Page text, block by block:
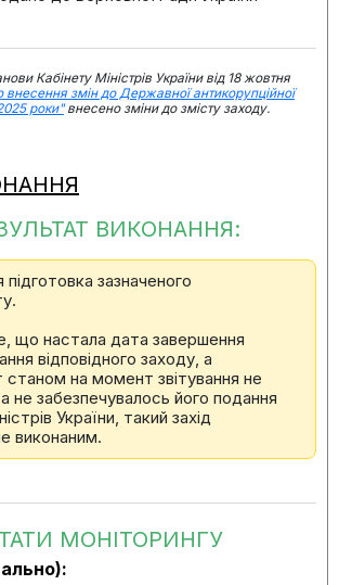
Кабінету Міністрів України від 18 жовтня
внесення змін до Державної антикорупційної
роки"внесено зміни до змісту заходу.
ВИКОНАННЯ:
зазначеного
що настала дата завершення
відповідного заходу, а
станом на момент звітування не
не забезпечувалось його подання
України, такий захід
виконаним.
МОНІТОРИНГУ